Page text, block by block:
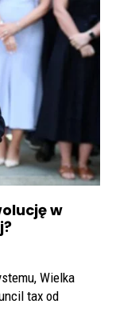
w
Wielka
tax od